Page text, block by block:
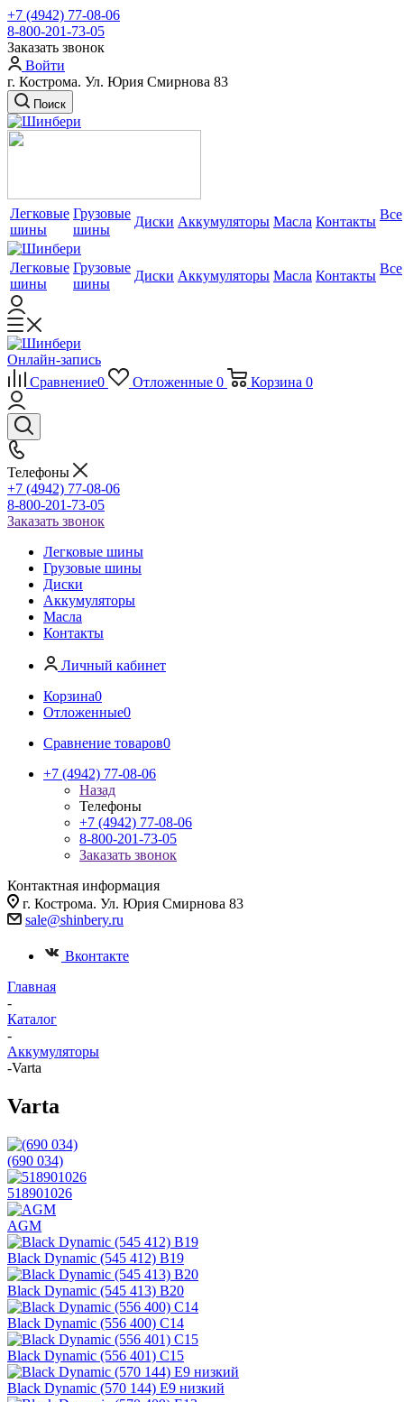
+7 (4942) 77-08-06
8-800-201-73-05
Заказать звонок
Войти
г. Кострома. Ул. Юрия Смирнова 83
Поиск
Легковые
шины
Грузовые
шины
Диски Аккумуляторы Масла Контакты Все
Легковые
шины
Грузовые
шины
Диски Аккумуляторы Масла Контакты Все
Онлайн-запись
Сравнение0 Отложенные 0 Корзина 0
Телефоны
+7 (4942) 77-08-06
8-800-201-73-05
Заказать звонок
Легковые шины
Грузовые шины
Диски
Аккумуляторы
Масла
Контакты
Личный кабинет
Корзина0
Отложенные0
Сравнение товаров0
+7 (4942) 77-08-06
Назад
Телефоны
+7 (4942) 77-08-06
8-800-201-73-05
Заказать звонок
Контактная информация
г. Кострома. Ул. Юрия Смирнова 83
sale@shinbery.ru
Вконтакте
Главная
-
Каталог
-
Аккумуляторы
-Varta
Varta
(690 034)
518901026
AGM
Black Dynamic (545 412) B19
Black Dynamic (545 413) B20
Black Dynamic (556 400) C14
Black Dynamic (556 401) C15
Black Dynamic (570 144) E9 низкий